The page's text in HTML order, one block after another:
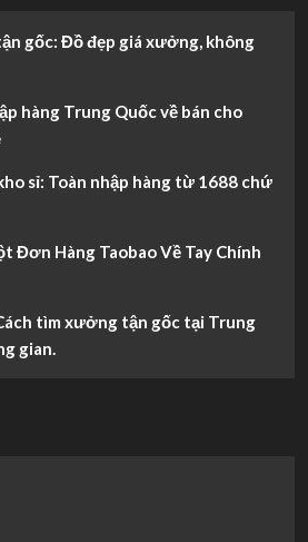
gốc: Đồ đẹp giá xưởng, không
hàng Trung Quốc về bán cho
sỉ: Toàn nhập hàng từ 1688 chứ
Đơn Hàng Taobao Về Tay Chính
tìm xưởng tận gốc tại Trung
gian.